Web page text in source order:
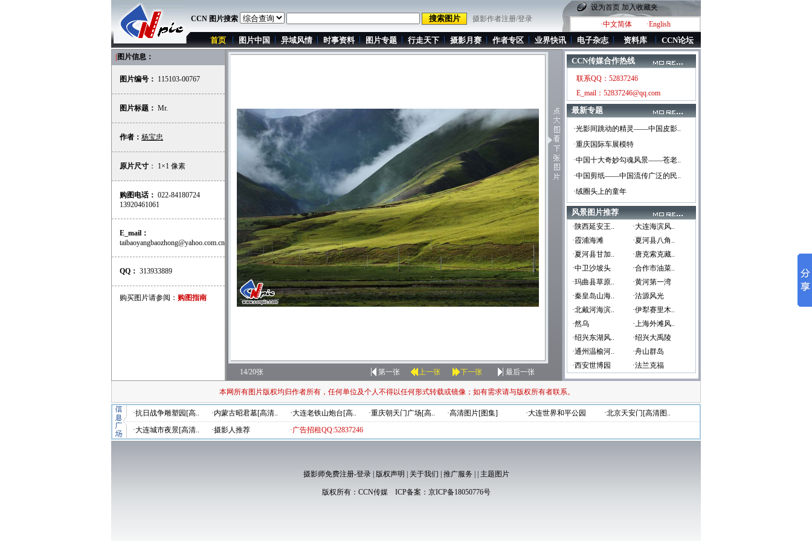
CCN 图片搜索 摄影作者注册/登录
设为首页 加入收藏夹
·中文简体
·English
首页 图片中国 异域风情 时事资料 图片专题 行走天下 摄影月赛 作者专区 业界快讯 电子杂志 资料库 CCN论坛
图片信息：
图片编号： 115103-00767
图片标题： Mr.
作者： 杨宝忠
原片尺寸 ： 1×1 像素
购图电话： 022-84180724
13920461061
E_mail：
taibaoyangbaozhong@yahoo.com.cn
QQ： 313933889
购买图片请参阅： 购图指南
14/20张 第一张 上一张 下一张 最后一张
CCN传媒合作热线
联系QQ：52837246
E_mail：52837246@qq.com
最新专题
·光影间跳动的精灵——中国皮影..
·重庆国际车展模特
·中国十大奇妙勾魂风景——苍老..
·中国剪纸——中国流传广泛的民..
·绒圈头上的童年
风景图片推荐
·陕西延安王..
·大连海滨风..
·霞浦海滩
·夏河县八角..
·夏河县甘加..
·唐克索克藏..
·中卫沙坡头
·合作市油菜..
·玛曲县草原..
·黄河第一湾
·秦皇岛山海..
·沽源风光
·北戴河海滨..
·伊犁赛里木..
·然乌
·上海外滩风..
·绍兴东湖风..
·绍兴大禹陵
·通州温榆河..
·舟山群岛
·西安世博园
·法兰克福
本网所有图片版权均归作者所有，任何单位及个人不得以任何形式转载或镜像；如有需求请与版权所有者联系。
·抗日战争雕塑园[高.. ·内蒙古昭君墓[高清.. ·大连老铁山炮台[高.. ·重庆朝天门广场[高.. ·高清图片[图集] ·大连世界和平公园
·北京天安门[高清图..
·大连城市夜景[高清..
·摄影人推荐 ·广告招租QQ:52837246
摄影师免费注册-登录| 版权声明 关于我们 推广服务 主题图片
版权所有： CCN传媒ICP备案： 京ICP备18050776号